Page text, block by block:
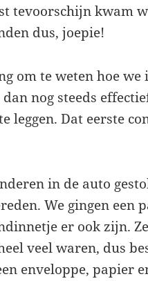
tevoorschijn kwam
dus, joepie!
om te weten hoe we
nog steeds
leggen. Dat eerste
in de auto
We gingen een
er ook zijn.
veel waren, dus
enveloppe, papier